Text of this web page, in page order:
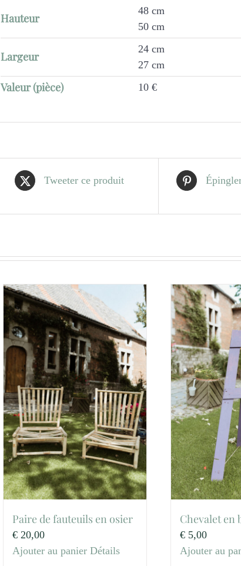
Hauteur
48 cm
50 cm
Largeur
24 cm
27 cm
Valeur (pièce) 10 €
Tweeter ce produit
Paire de fauteuils en osier
€ 20,00
Ajouter au panier Détails
Chevalet en
€ 5,00
Ajouter au